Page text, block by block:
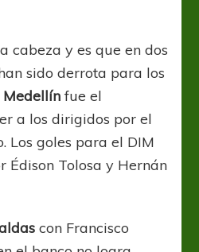
cabeza y es que en dos
sido derrota para los
Medellín fue el
a los dirigidos por el
Los goles para el DIM
Édison Tolosa y Hernán
con Francisco